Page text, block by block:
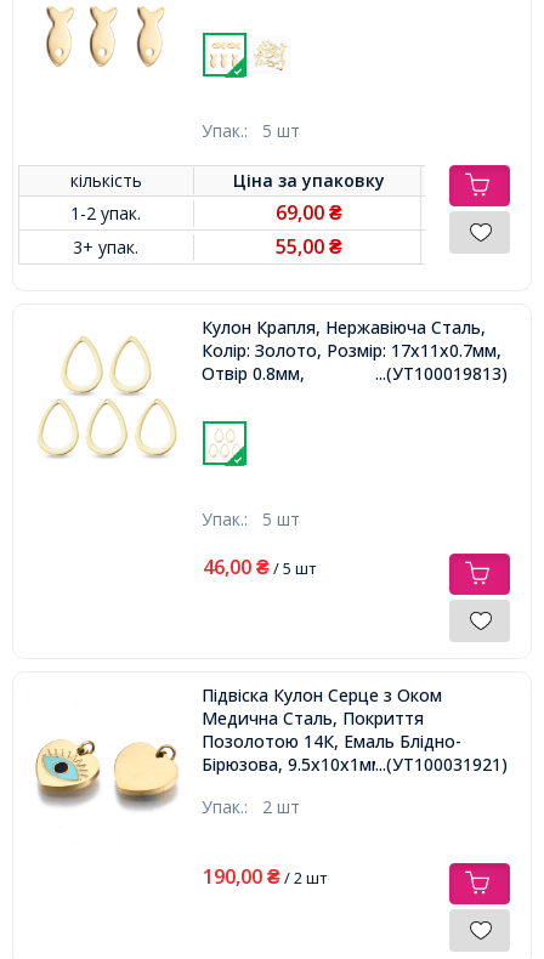
Упак.: 5 шт
кількість Ціна заупаковку
1-2 упак.
69,00₴
3+ упак. 55,00₴
Кулон Крапля, Нержавіюча Сталь,
Колір: Золото, Розмір: 17x11x0.7мм,
Отвір 0.8мм,
...(УТ100019813)
Упак.: 5 шт
46,00 ₴/ 5 шт
Підвіска Кулон Серце з Оком
Медична Сталь, Покриття
Позолотою 14К, Емаль Блідно-
Бірюзова, 9.5х10х1мм, Сполучне
...(УТ100031921)
Упак.: 2 шт
190,00 ₴/ 2 шт